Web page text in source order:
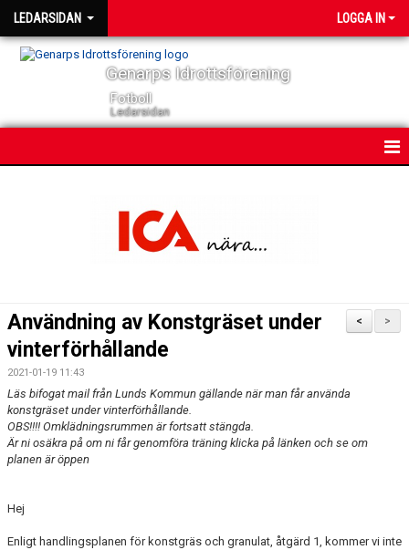
LEDARSIDAN LOGGA IN
Genarps Idrottsförening
Fotboll
Ledarsidan
DOKUMENT
FOLKSAM FOTBOLLSFÖRSÄKRING
BRA LÄNKAR
>
<
Användning av Konstgräset under
vinterförhållande
2021-01-19 11:43
Läs bifogat mail från Lunds Kommun gällande när man får använda
konstgräset under vinterförhållande.
OBS!!!! Omklädningsrummen är fortsatt stängda.
Är ni osäkra på om ni får genomföra träning klicka på länken och se om
planen är öppen
Hej
Enligt handlingsplanen för konstgräs och granulat, åtgärd 1, kommer vi inte